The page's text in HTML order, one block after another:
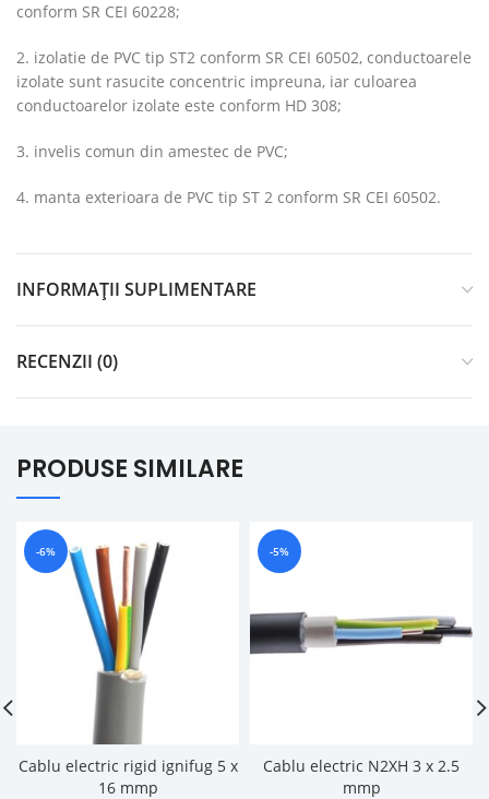
conform SR CEI 60228;
2. izolatie de PVC tip ST2 conform SR CEI 60502, conductoarele
izolate sunt rasucite concentric impreuna, iar culoarea
conductoarelor izolate este conform HD 308;
3. invelis comun din amestec de PVC;
4. manta exterioara de PVC tip ST 2 conform SR CEI 60502.
INFORMAȚII SUPLIMENTARE
RECENZII (0)
PRODUSE SIMILARE
-6%
Cablu electric rigid ignifug 5 x
16 mmp
-5%
Cablu electric N2XH 3 x 2.5
mmp